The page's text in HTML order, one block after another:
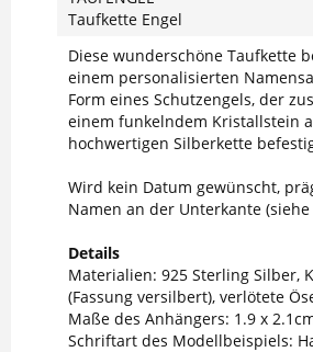
Taufkette Engel
Diese wunderschöne Taufkette
einem personalisierten
Form eines Schutzengels, der
einem funkelndem Kristallstein
hochwertigen Silberkette
Wird kein Datum gewünscht,
Namen an der Unterkante (siehe
Details
Materialien: 925 Sterling Silber,
(Fassung versilbert), verlötete
Maße des Anhängers: 1.9 x
Schriftart des Modellbeispiels: